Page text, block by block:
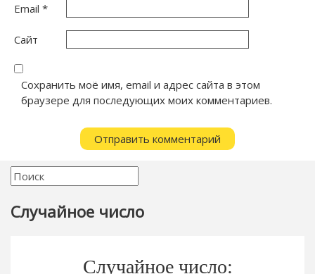
Email *
Сайт
Сохранить моё имя, email и адрес сайта в этом
браузере для последующих моих комментариев.
Случайное число
Случайное число: